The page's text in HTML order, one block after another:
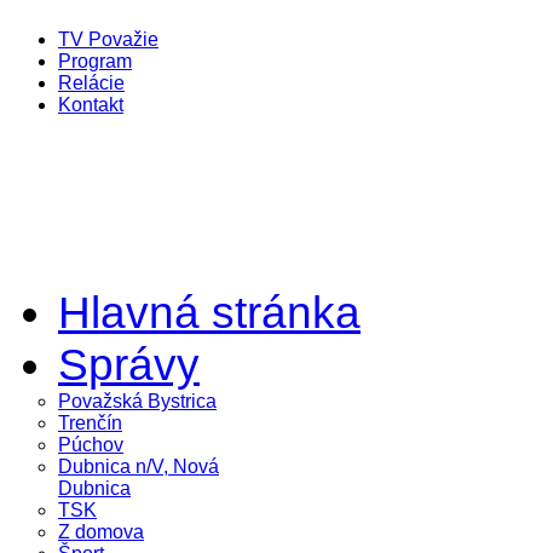
TV Považie
Program
Relácie
Kontakt
Hlavná stránka
Správy
Považská Bystrica
Trenčín
Púchov
Dubnica n/V, Nová
Dubnica
TSK
Z domova